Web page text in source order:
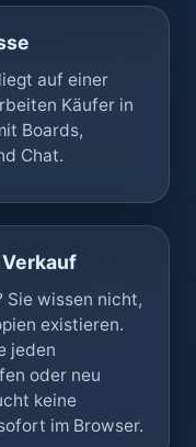
auf einer
Käufer in
Boards,
Chat.
Sie wissen nicht,
existieren.
jeden
oder neu
keine
im Browser.